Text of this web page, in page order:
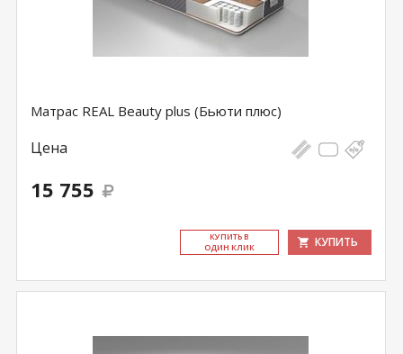
Матрас REAL Beauty plus (Бьюти плюс)
Цена
15 755
КУ­ПИТЬ В
ОДИН КЛИК
КУПИТЬ